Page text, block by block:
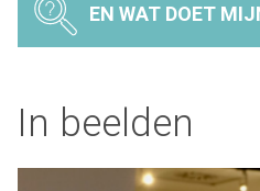
EN WAT DOET
In beelden